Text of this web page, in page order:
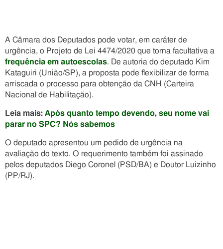
A Câmara dos Deputados pode votar, em caráter de
urgência, o Projeto de Lei 4474/2020 que torna facultativa a
frequência em autoescolas. De autoria do deputado Kim
Kataguiri (União/SP), a proposta pode flexibilizar de forma
arriscada o processo para obtenção da CNH (Carteira
Nacional de Habilitação).
Leia mais: Após quanto tempo devendo, seu nome vai
parar no SPC? Nós sabemos
O deputado apresentou um pedido de urgência na
avaliação do texto. O requerimento também foi assinado
pelos deputados Diego Coronel (PSD/BA) e Doutor Luizinho
(PP/RJ).